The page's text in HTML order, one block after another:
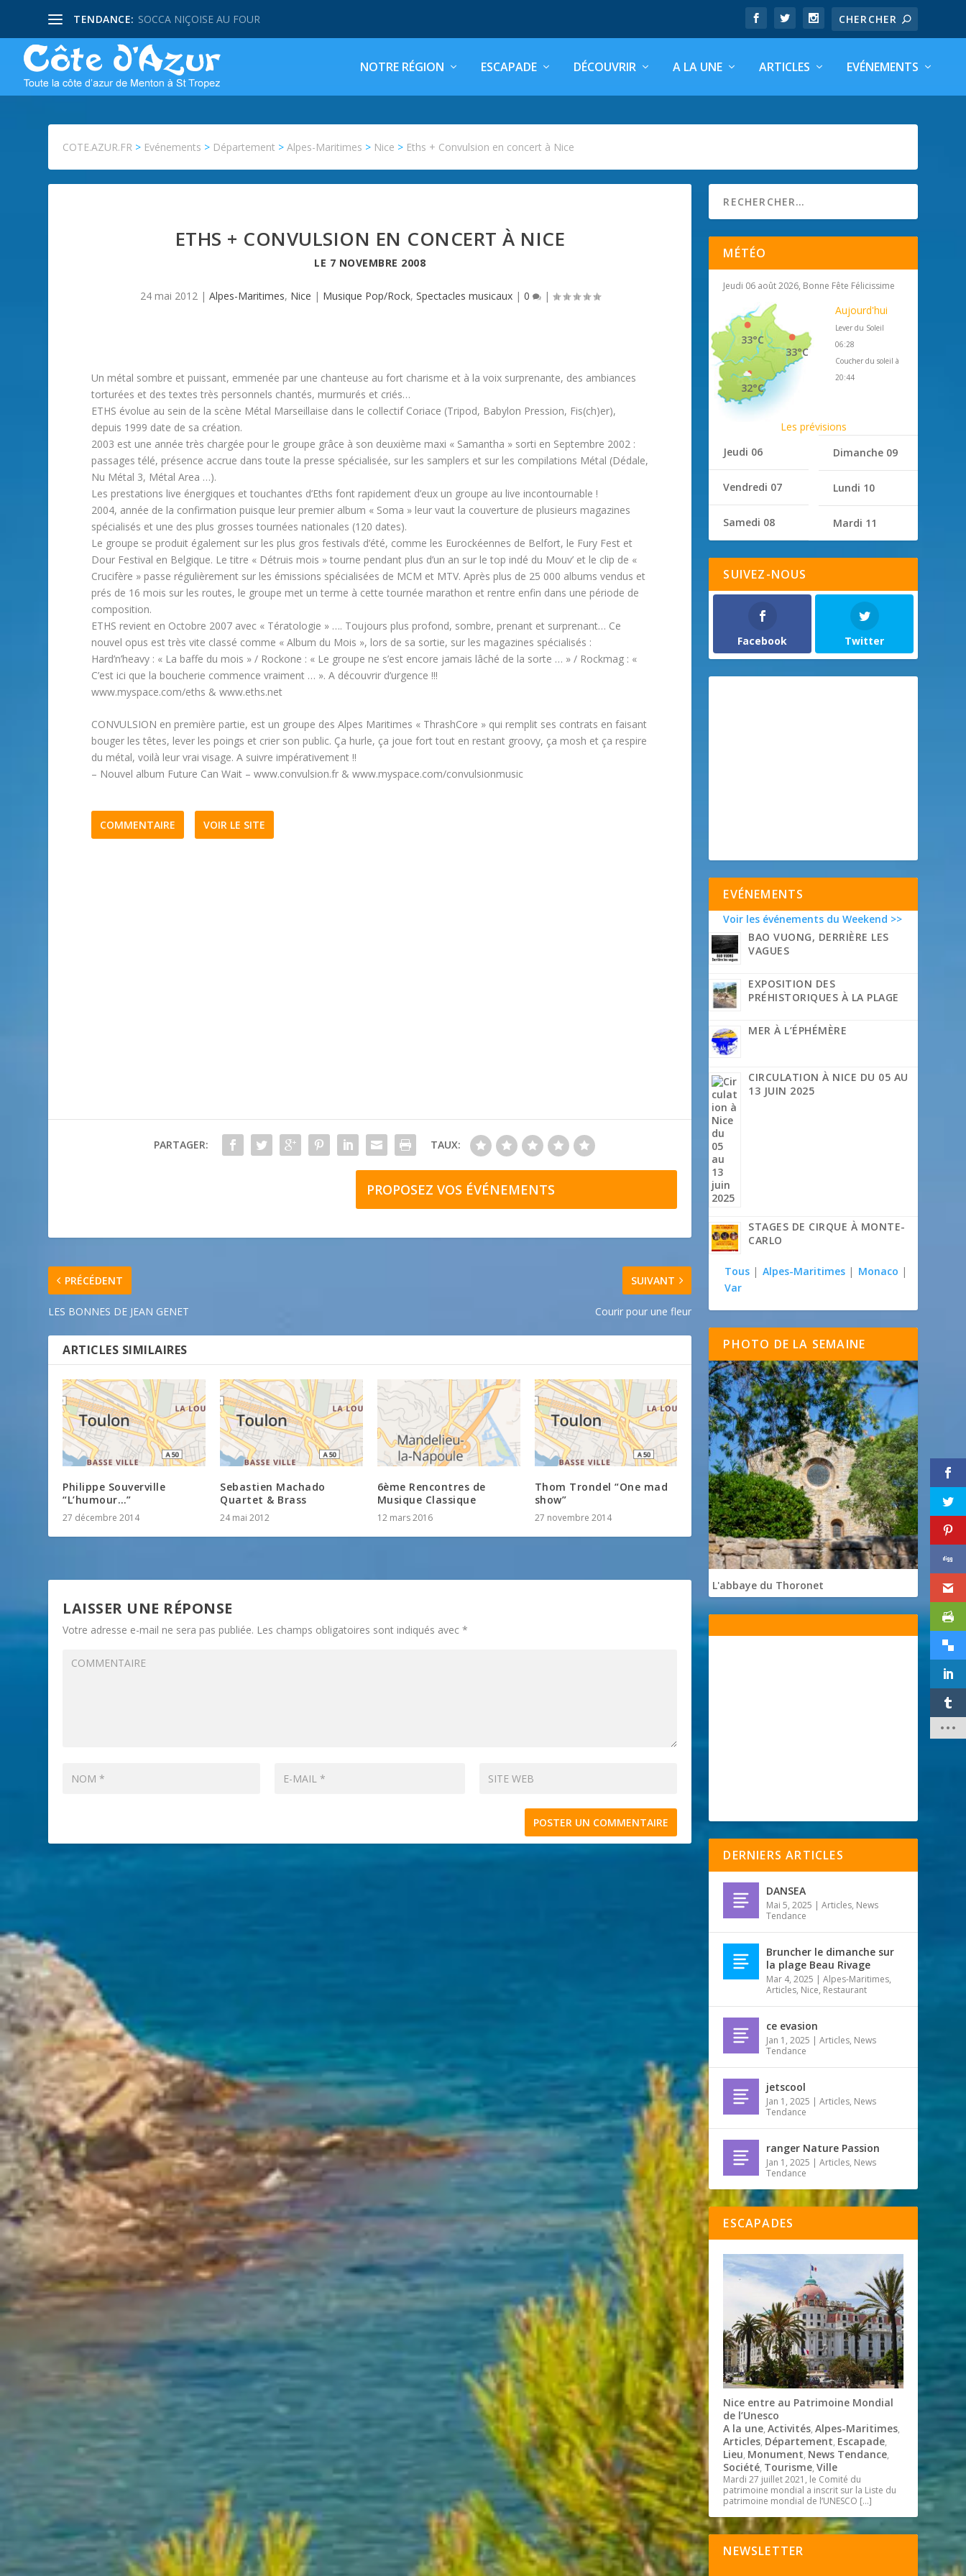
TENDANCE: SOCCA NIÇOISE AU FOUR
NOTRE RÉGION ESCAPADE DÉCOUVRIR A LA UNE ARTICLES EVÉNEMENTS
COTE.AZUR.FR > Evénements > Département >Alpes-Maritimes > Nice > Eths + Convulsion en concert à Nice
ETHS + CONVULSION EN CONCERT À NICE
LE 7 NOVEMBRE 2008
24 mai 2012| Alpes-Maritimes, Nice | Musique Pop/Rock, Spectacles musicaux| 0 |
Un métal sombre et puissant, emmenée par une chanteuse au fort charisme et à la voix surprenante, des ambiances
torturées et des textes très personnels chantés, murmurés et criés…
ETHS évolue au sein de la scène Métal Marseillaise dans le collectif Coriace (Tripod, Babylon Pression, Fis(ch)er),
depuis 1999 date de sa création.
2003 est une année très chargée pour le groupe grâce à son deuxième maxi « Samantha » sorti en Septembre 2002 :
passages télé, présence accrue dans toute la presse spécialisée, sur les samplers et sur les compilations Métal (Dédale,
Nu Métal 3, Métal Area …).
Les prestations live énergiques et touchantes d’Eths font rapidement d’eux un groupe au live incontournable !
2004, année de la confirmation puisque leur premier album « Soma » leur vaut la couverture de plusieurs magazines
spécialisés et une des plus grosses tournées nationales (120 dates).
Le groupe se produit également sur les plus gros festivals d’été, comme les Eurockéennes de Belfort, le Fury Fest et
Dour Festival en Belgique. Le titre « Détruis mois » tourne pendant plus d’un an sur le top indé du Mouv’ et le clip de «
Crucifère » passe régulièrement sur les émissions spécialisées de MCM et MTV. Après plus de 25 000 albums vendus et
prés de 16 mois sur les routes, le groupe met un terme à cette tournée marathon et rentre enfin dans une période de
composition.
ETHS revient en Octobre 2007 avec « Tératologie » …. Toujours plus profond, sombre, prenant et surprenant… Ce
nouvel opus est très vite classé comme « Album du Mois », lors de sa sortie, sur les magazines spécialisés :
Hard’n’heavy : « La baffe du mois » / Rockone : « Le groupe ne s’est encore jamais lâché de la sorte … » / Rockmag : «
C’est ici que la boucherie commence vraiment … ». A découvrir d’urgence !!!
www.myspace.com/eths & www.eths.net
CONVULSION en première partie, est un groupe des Alpes Maritimes « ThrashCore » qui remplit ses contrats en faisant
bouger les têtes, lever les poings et crier son public. Ça hurle, ça joue fort tout en restant groovy, ça mosh et ça respire
du métal, voilà leur vrai visage. A suivre impérativement !!
– Nouvel album Future Can Wait – www.convulsion.fr & www.myspace.com/convulsionmusic
COMMENTAIRE VOIR LE SITE
PARTAGER: TAUX:
PROPOSEZ VOS ÉVÉNEMENTS
PRÉCÉDENT
LES BONNES DE JEAN GENET
SUIVANT
Courir pour une fleur
ARTICLES SIMILAIRES
Philippe Souverville
“L’humour…”
27 décembre 2014
Sebastien Machado
Quartet & Brass
24 mai 2012
6ème Rencontres de
Musique Classique
12 mars 2016
Thom Trondel “One mad
show”
27 novembre 2014
LAISSER UNE RÉPONSE
Votre adresse e-mail ne sera pas publiée. Les champs obligatoires sont indiqués avec*
MÉTÉO
Jeudi 06 août 2026, Bonne Fête Félicissime
33°C
33°C
32°C
Aujourd'hui
Lever du Soleil
06:28
Coucher du soleil à
20:44
Les prévisions
Jeudi 06
Vendredi 07
Samedi 08
Dimanche 09
Lundi 10
Mardi 11
SUIVEZ-NOUS
Facebook Twitter
EVÉNEMENTS
Voir les événements du Weekend >>
BAO VUONG, DERRIÈRE LES
VAGUES
EXPOSITION DES
PRÉHISTORIQUES À LA PLAGE
MER À L’ÉPHÉMÈRE
CIRCULATION À NICE DU 05 AU
13 JUIN 2025
STAGES DE CIRQUE À MONTE-
CARLO
Tous | Alpes-Maritimes | Monaco |
Var
PHOTO DE LA SEMAINE
L'abbaye du Thoronet
DERNIERS ARTICLES
DANSEA
Mai 5, 2025 |Articles, News
Tendance
Bruncher le dimanche sur
la plage Beau Rivage
Mar 4, 2025 |Alpes-Maritimes,
Articles, Nice, Restaurant
ce evasion
Jan 1, 2025 |Articles, News
Tendance
jetscool
Jan 1, 2025 |Articles, News
Tendance
ranger Nature Passion
Jan 1, 2025 |Articles, News
Tendance
ESCAPADES
Nice entre au Patrimoine Mondial
de l’Unesco
A la une,Activités,Alpes-Maritimes,
Articles, Département, Escapade,
Lieu, Monument, News Tendance,
Société, Tourisme,Ville
Mardi 27 juillet 2021, le Comité du
patrimoine mondial a inscrit sur la Liste du
patrimoine mondial de l’UNESCO […]
NEWSLETTER